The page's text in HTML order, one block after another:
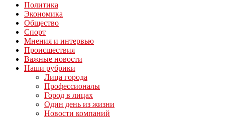
Политика
Экономика
Общество
Спорт
Мнения и интервью
Происшествия
Важные новости
Наши рубрики
Лица города
Профессионалы
Город в лицах
Один день из жизни
Новости компаний